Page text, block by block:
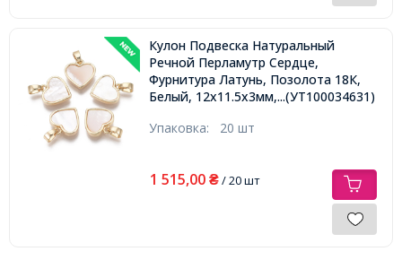
Кулон Подвеска Натуральный
Речной Перламутр Сердце,
Фурнитура Латунь, Позолота 18К,
Белый, 12х11.5х3мм, Ответстие
...(УТ100034631)
Упаковка: 20 шт
1 515,00 ₴/ 20 шт